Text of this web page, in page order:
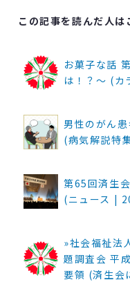
この記事を読んだ人
お菓子な話
は！？～ (カ
男性のがん
(病気解説特
第65回済生
(ニュース |
»社会福祉法
題調査会 平
要領 (済生会